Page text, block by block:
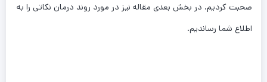
صحبت کردیم. در بخش بعدی مقاله نیز در مورد روند درمان نکاتی را به
اطلاع شما رساندیم.